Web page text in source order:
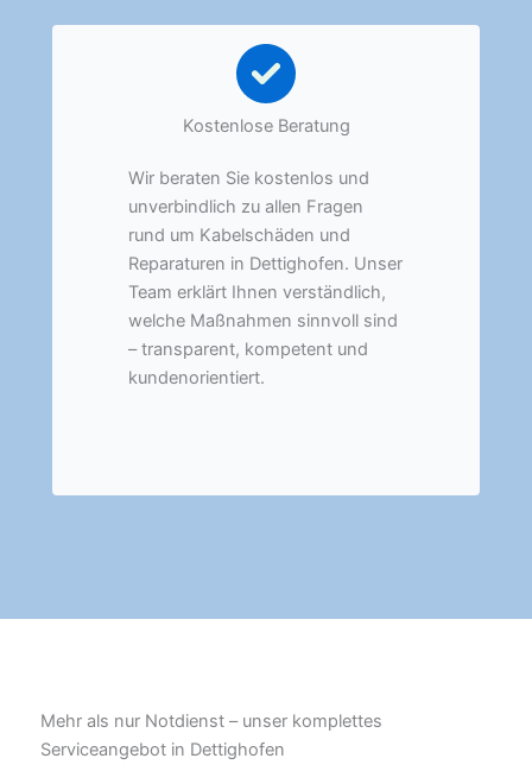
Kostenlose Beratung
Wir beraten Sie kostenlos und
unverbindlich zu allen Fragen
rund um Kabelschäden und
Reparaturen in Dettighofen. Unser
Team erklärt Ihnen verständlich,
welche Maßnahmen sinnvoll sind
– transparent, kompetent und
kundenorientiert.
Mehr als nur Notdienst – unser komplettes
Serviceangebot in Dettighofen